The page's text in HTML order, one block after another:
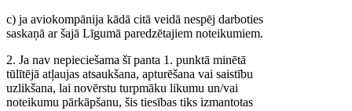
c) ja aviokompānija kādā citā veidā nespēj darboties
saskaņā ar šajā Līgumā paredzētajiem noteikumiem.
2. Ja nav nepieciešama šī panta 1. punktā minētā
tūlītējā atļaujas atsaukšana, apturēšana vai saistību
uzlikšana, lai novērstu turpmāku likumu un/vai
noteikumu pārkāpšanu, šis tiesības tiks izmantotas